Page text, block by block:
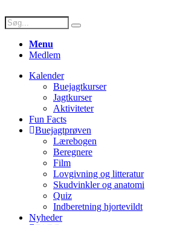
Menu
Medlem
Kalender
Buejagtkurser
Jagtkurser
Aktiviteter
Fun Facts
Buejagtprøven
Lærebogen
Beregnere
Film
Lovgivning og litteratur
Skudvinkler og anatomi
Quiz
Indberetning hjortevildt
Nyheder